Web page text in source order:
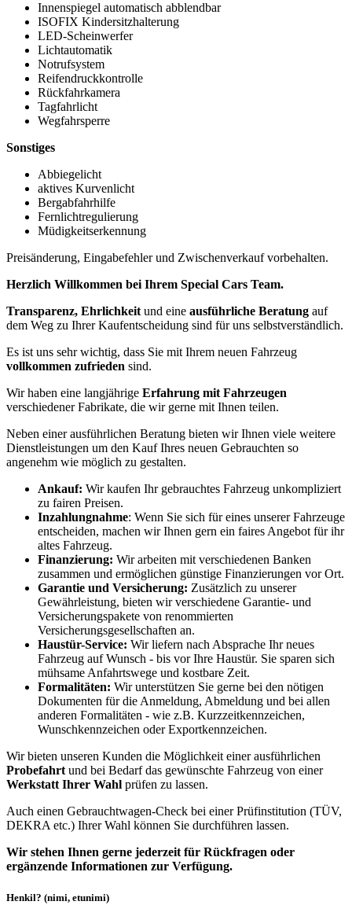
Innenspiegel automatisch abblendbar
ISOFIX Kindersitzhalterung
LED-Scheinwerfer
Lichtautomatik
Notrufsystem
Reifendruckkontrolle
Rückfahrkamera
Tagfahrlicht
Wegfahrsperre
Sonstiges
Abbiegelicht
aktives Kurvenlicht
Bergabfahrhilfe
Fernlichtregulierung
Müdigkeitserkennung
Preisänderung, Eingabefehler und Zwischenverkauf vorbehalten.
Herzlich Willkommen bei Ihrem Special Cars Team.
Transparenz, Ehrlichkeit und eine ausführliche Beratung auf
dem Weg zu Ihrer Kaufentscheidung sind für uns selbstverständlich.
Es ist uns sehr wichtig, dass Sie mit Ihrem neuen Fahrzeug
vollkommen zufrieden sind.
Wir haben eine langjährige Erfahrung mit Fahrzeugen
verschiedener Fabrikate, die wir gerne mit Ihnen teilen.
Neben einer ausführlichen Beratung bieten wir Ihnen viele weitere
Dienstleistungen um den Kauf Ihres neuen Gebrauchten so
angenehm wie möglich zu gestalten.
Ankauf: Wir kaufen Ihr gebrauchtes Fahrzeug unkompliziert
zu fairen Preisen.
Inzahlungnahme: Wenn Sie sich für eines unserer Fahrzeuge
entscheiden, machen wir Ihnen gern ein faires Angebot für ihr
altes Fahrzeug.
Finanzierung: Wir arbeiten mit verschiedenen Banken
zusammen und ermöglichen günstige Finanzierungen vor Ort.
Garantie und Versicherung: Zusätzlich zu unserer
Gewährleistung, bieten wir verschiedene Garantie- und
Versicherungspakete von renommierten
Versicherungsgesellschaften an.
Haustür-Service: Wir liefern nach Absprache Ihr neues
Fahrzeug auf Wunsch - bis vor Ihre Haustür. Sie sparen sich
mühsame Anfahrtswege und kostbare Zeit.
Formalitäten: Wir unterstützen Sie gerne bei den nötigen
Dokumenten für die Anmeldung, Abmeldung und bei allen
anderen Formalitäten - wie z.B. Kurzzeitkennzeichen,
Wunschkennzeichen oder Exportkennzeichen.
Wir bieten unseren Kunden die Möglichkeit einer ausführlichen
Probefahrt und bei Bedarf das gewünschte Fahrzeug von einer
Werkstatt Ihrer Wahl prüfen zu lassen.
Auch einen Gebrauchtwagen-Check bei einer Prüfinstitution (TÜV,
DEKRA etc.) Ihrer Wahl können Sie durchführen lassen.
Wir stehen Ihnen gerne jederzeit für Rückfragen oder
ergänzende Informationen zur Verfügung.
Henkil? (nimi, etunimi)